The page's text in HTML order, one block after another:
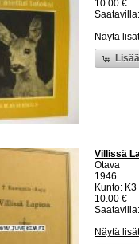
10.00 €
Näytä
Villissä
Otava
1946
Kunto:
10.00 €
Näytä